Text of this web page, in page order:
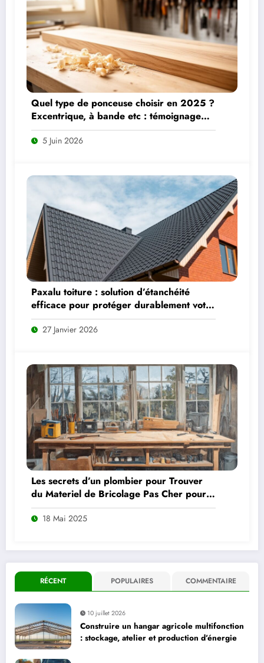
Quel type de ponceuse choisir en 2025 ?
Excentrique, à bande etc : témoignage
d’un bricoleur sur ses préférées
5 Juin 2026
Paxalu toiture : solution d’étanchéité
efficace pour protéger durablement votre
toit
27 Janvier 2026
Les secrets d’un plombier pour Trouver
du Materiel de Bricolage Pas Cher pour
votre Maison sans se ruiner
18 Mai 2025
RÉCENT POPULAIRES COMMENTAIRE
10 juillet 2026
Construire un hangar agricole multifonction
: stockage, atelier et production d’énergie